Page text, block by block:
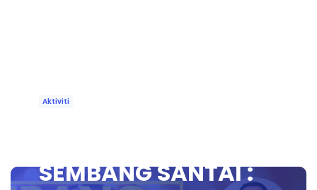
Aktiviti
SEMBANG SANTAI :